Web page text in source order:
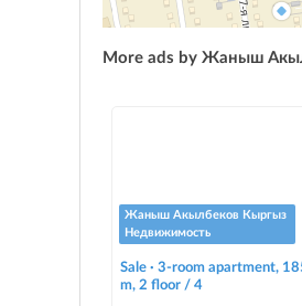
More ads by Жаныш
Жаныш Акылбеков Кыргыз
Недвижимость
Sale · 3-room apartment,
m, 2 floor / 4